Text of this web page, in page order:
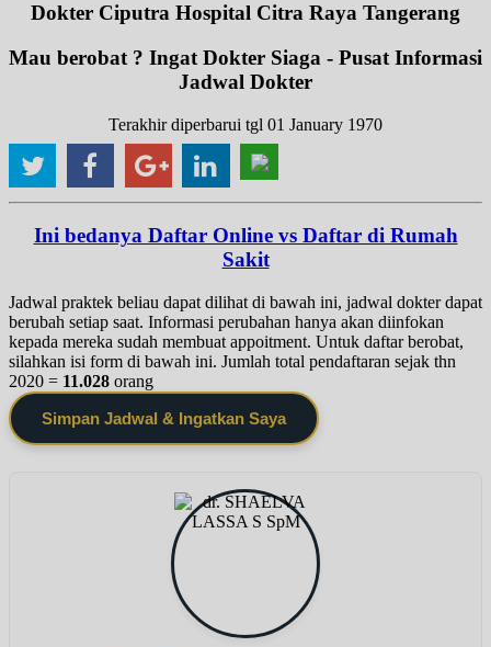
Dokter Ciputra Hospital Citra Raya Tangerang
Mau berobat ? Ingat Dokter Siaga - Pusat Informasi
Jadwal Dokter
Terakhir diperbarui tgl 01 January 1970
Ini bedanya Daftar Online vs Daftar di Rumah
Sakit
Jadwal praktek beliau dapat dilihat di bawah ini, jadwal dokter dapat
berubah setiap saat. Informasi perubahan hanya akan diinfokan
kepada mereka sudah membuat appoitment. Untuk daftar berobat,
silahkan isi form di bawah ini. Jumlah total pendaftaran sejak thn
2020 = 11.028 orang
Simpan Jadwal & Ingatkan Saya